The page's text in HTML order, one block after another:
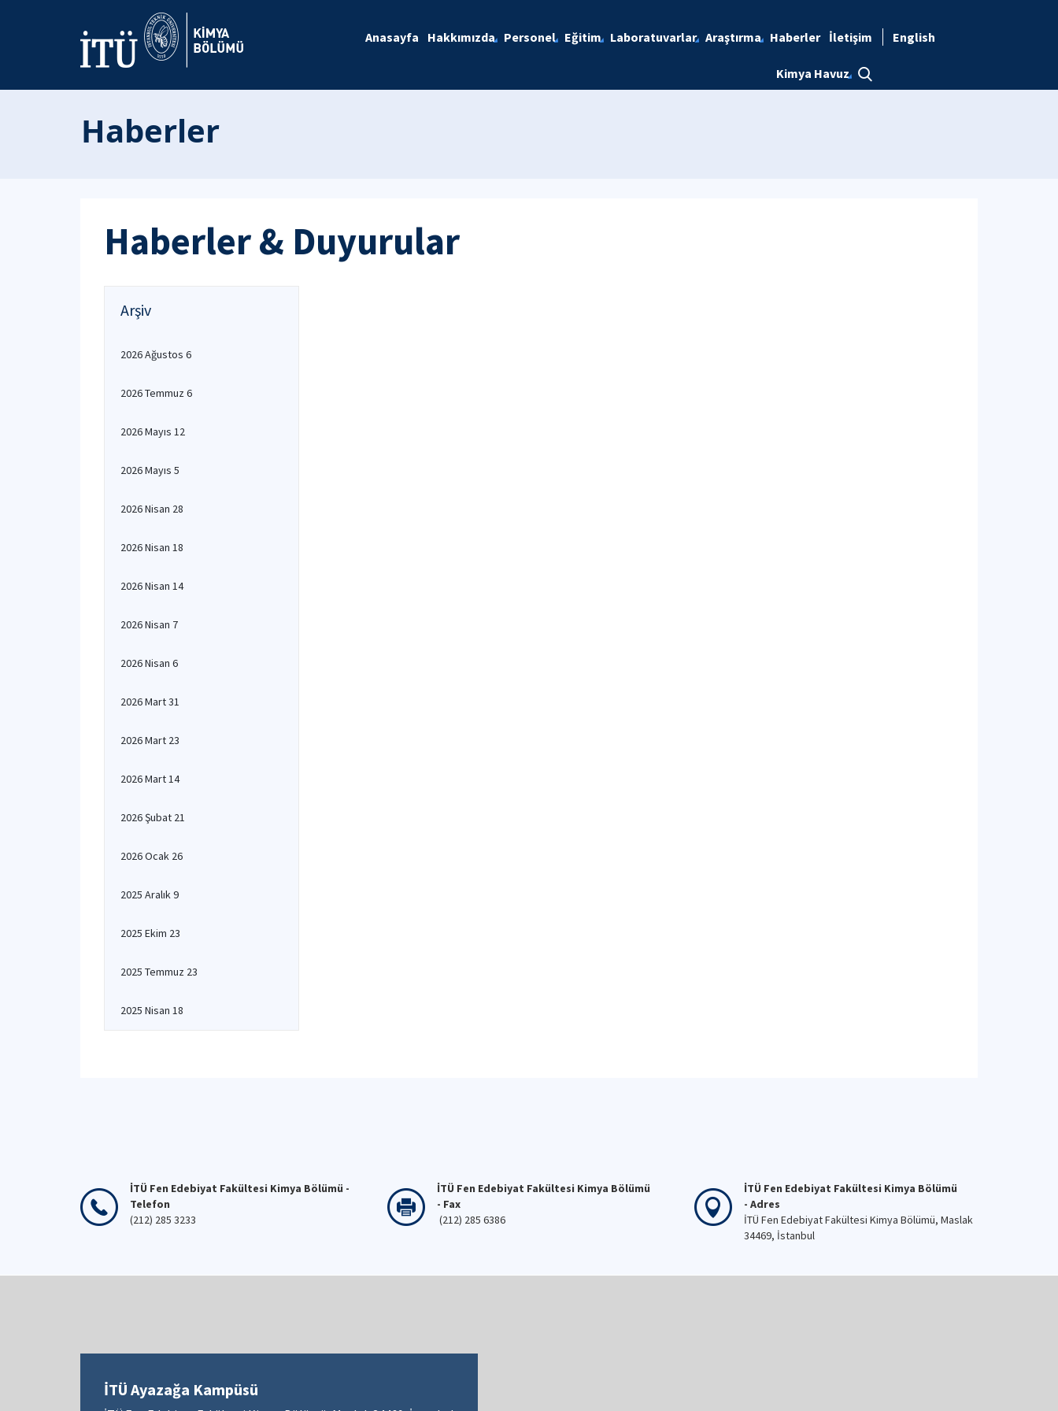
Anasayfa Hakkımızda Personel Eğitim Laboratuvarlar Araştırma Haberler İletişim
Kimya Havuz
English
Haberler
Haberler & Duyurular
Arşiv
2026 Ağustos 6
2026 Temmuz 6
2026 Mayıs 12
2026 Mayıs 5
2026 Nisan 28
2026 Nisan 18
2026 Nisan 14
2026 Nisan 7
2026 Nisan 6
2026 Mart 31
2026 Mart 23
2026 Mart 14
2026 Şubat 21
2026 Ocak 26
2025 Aralık 9
2025 Ekim 23
2025 Temmuz 23
2025 Nisan 18
İTÜ Fen Edebiyat Fakültesi Kimya Bölümü -
Telefon
(212) 285 3233
İTÜ Fen Edebiyat Fakültesi Kimya Bölümü
- Fax
(212) 285 6386
İTÜ Fen Edebiyat Fakültesi Kimya Bölümü
- Adres
İTÜ Fen Edebiyat Fakültesi Kimya Bölümü, Maslak
34469, İstanbul
İTÜ Ayazağa Kampüsü